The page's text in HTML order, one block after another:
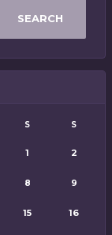
SEARCH
S S
1 2
8 9
15 16